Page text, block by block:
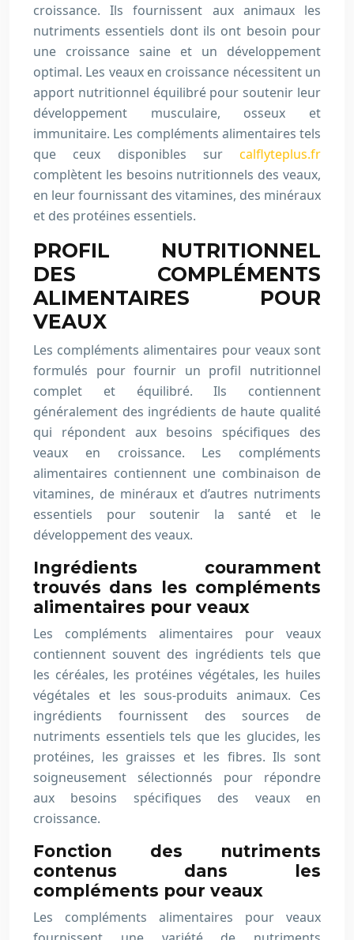
croissance. Ils fournissent aux animaux les
nutriments essentiels dont ils ont besoin pour
une croissance saine et un développement
optimal. Les veaux en croissance nécessitent un
apport nutritionnel équilibré pour soutenir leur
développement musculaire, osseux et
immunitaire. Les compléments alimentaires tels
que ceux disponibles sur calflyteplus.fr
complètent les besoins nutritionnels des veaux,
en leur fournissant des vitamines, des minéraux
et des protéines essentiels.
PROFIL NUTRITIONNEL
DES COMPLÉMENTS
ALIMENTAIRES POUR
VEAUX
Les compléments alimentaires pour veaux sont
formulés pour fournir un profil nutritionnel
complet et équilibré. Ils contiennent
généralement des ingrédients de haute qualité
qui répondent aux besoins spécifiques des
veaux en croissance. Les compléments
alimentaires contiennent une combinaison de
vitamines, de minéraux et d’autres nutriments
essentiels pour soutenir la santé et le
développement des veaux.
Ingrédients couramment
trouvés dans les compléments
alimentaires pour veaux
Les compléments alimentaires pour veaux
contiennent souvent des ingrédients tels que
les céréales, les protéines végétales, les huiles
végétales et les sous-produits animaux. Ces
ingrédients fournissent des sources de
nutriments essentiels tels que les glucides, les
protéines, les graisses et les fibres. Ils sont
soigneusement sélectionnés pour répondre
aux besoins spécifiques des veaux en
croissance.
Fonction des nutriments
contenus dans les
compléments pour veaux
Les compléments alimentaires pour veaux